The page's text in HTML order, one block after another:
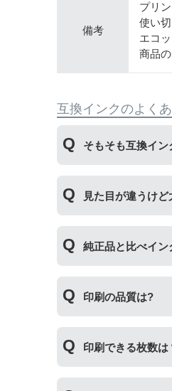
備考
プリ
使い
エコ
商品
互換インクのよく
そもそも互換イン
いただくことがで
見た目が違うけど
場合もございます
純正品と比べイン
純正より印刷数量
印刷の品質は?
その他にも純正
純正インク・互
印刷できる枚数は